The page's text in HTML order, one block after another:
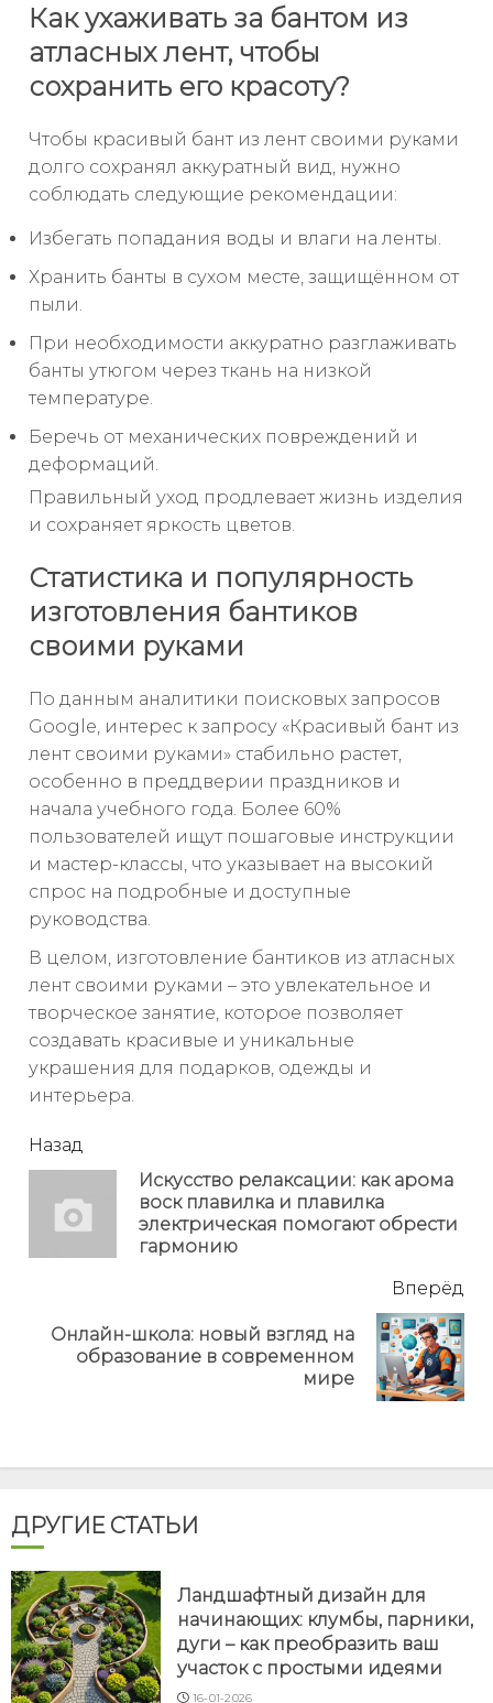
Как ухаживать за бантом из
атласных лент, чтобы
сохранить его красоту?
Чтобы красивый бант из лент своими руками
долго сохранял аккуратный вид, нужно
соблюдать следующие рекомендации:
Избегать попадания воды и влаги на ленты.
Хранить банты в сухом месте, защищённом от
пыли.
При необходимости аккуратно разглаживать
банты утюгом через ткань на низкой
температуре.
Беречь от механических повреждений и
деформаций.
Правильный уход продлевает жизнь изделия
и сохраняет яркость цветов.
Статистика и популярность
изготовления бантиков
своими руками
По данным аналитики поисковых запросов
Google, интерес к запросу «Красивый бант из
лент своими руками» стабильно растет,
особенно в преддверии праздников и
начала учебного года. Более 60%
пользователей ищут пошаговые инструкции
и мастер-классы, что указывает на высокий
спрос на подробные и доступные
руководства.
В целом, изготовление бантиков из атласных
лент своими руками – это увлекательное и
творческое занятие, которое позволяет
создавать красивые и уникальные
украшения для подарков, одежды и
интерьера.
читать
еще
Назад
Искусство релаксации: как арома
воск плавилка и плавилка
электрическая помогают обрести
гармонию
Вперёд
Онлайн-школа: новый взгляд на
образование в современном
мире
ДРУГИЕ СТАТЬИ
Ландшафтный дизайн для
начинающих: клумбы, парники,
дуги – как преобразить ваш
участок с простыми идеями
16-01-2026